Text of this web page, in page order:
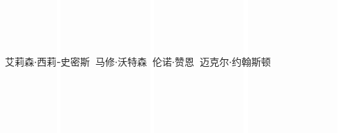
艾莉森·西莉-史密斯 马修·沃特森 伦诺·赞恩 迈克尔·约翰斯顿